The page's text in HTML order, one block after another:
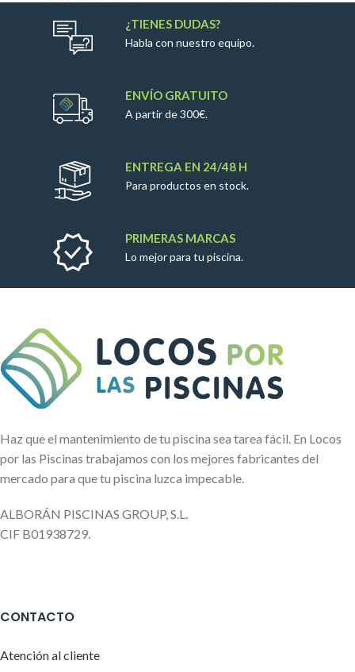
¿TIENES DUDAS?
Habla con nuestro equipo.
ENVÍO GRATUITO
A partir de 300€.
ENTREGA EN 24/48 H
Para productos en stock.
PRIMERAS MARCAS
Lo mejor para tu piscina.
Haz que el mantenimiento de tu piscina sea tarea fácil. En Locos
por las Piscinas trabajamos con los mejores fabricantes del
mercado para que tu piscina luzca impecable.
ALBORÁN PISCINAS GROUP, S.L.
CIF B01938729.
CONTACTO
Atención al cliente